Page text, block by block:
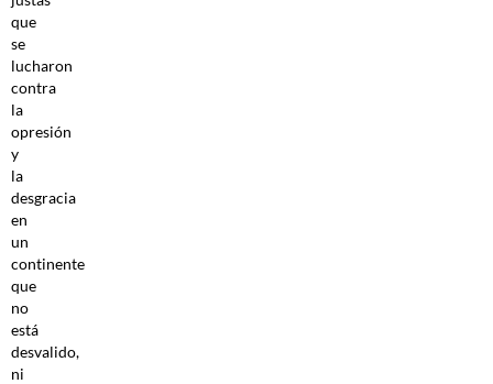
que
se
lucharon
contra
la
opresión
y
la
desgracia
en
un
continente
que
no
está
desvalido,
ni